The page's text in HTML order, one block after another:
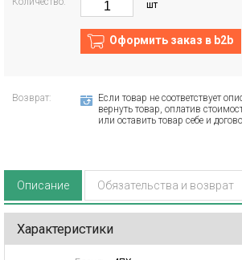
шт
Оформить заказ в b2b
Возврат:
Если товар не соответствует
вернуть товар, оплатив
или оставить товар себе и
Описание Обязательства и возврат
Характеристики